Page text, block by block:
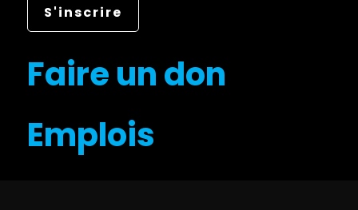
Faire un don
Emplois